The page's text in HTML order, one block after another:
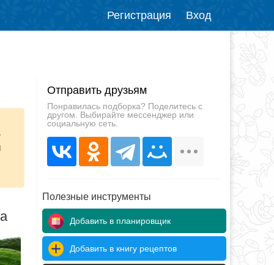
Регистрация Вход
Отправить друзьям
Понравилась подборка? Поделитесь с
другом. Выбирайте мессенджер или
социальную сеть.
Полезные инструменты
Добавить в планировщик
Добавить в книгу рецептов